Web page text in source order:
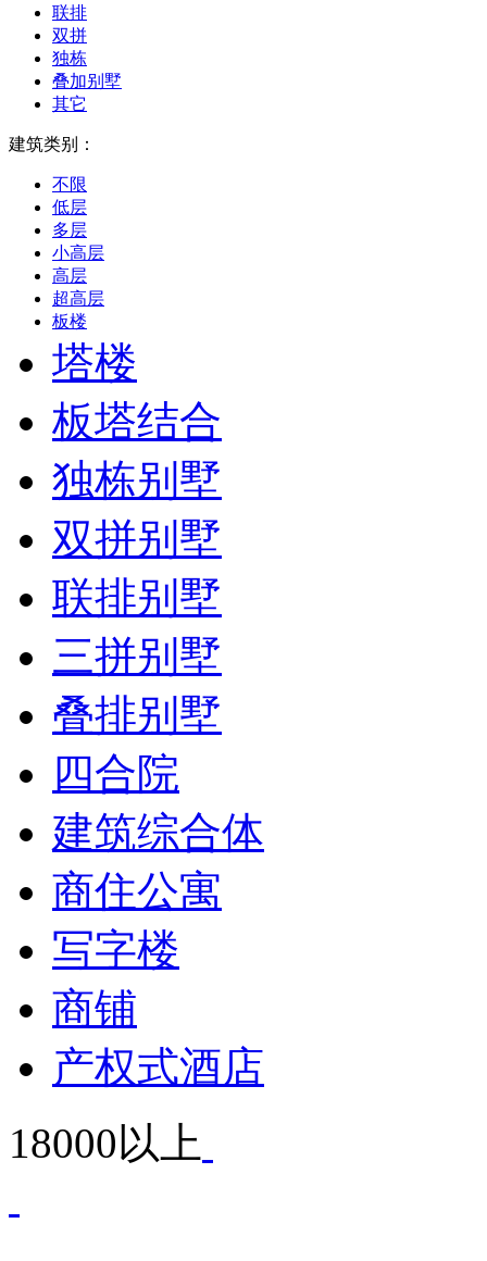
联排
双拼
独栋
叠加别墅
其它
建筑类别：
不限
低层
多层
小高层
高层
超高层
板楼
塔楼
板塔结合
独栋别墅
双拼别墅
联排别墅
三拼别墅
叠排别墅
四合院
建筑综合体
商住公寓
写字楼
商铺
产权式酒店
18000以上